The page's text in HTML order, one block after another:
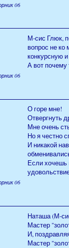
06
М-сис Глюк,
вопрос не ко
конкурсную
А вот почему
06
О горе мне!
Отвергнуть
Мне очень
Но я честно
И никакой
Если хочешь
06
Наташа (М-
Мастер
И,
Мастер